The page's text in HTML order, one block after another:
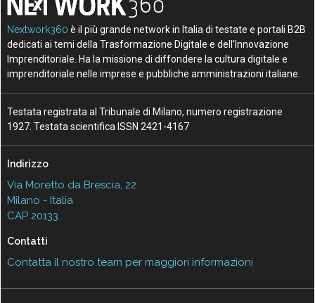
Nextwork360 è il più grande network in Italia di testate e portali B2B
dedicati ai temi della Trasformazione Digitale e dell’Innovazione
Imprenditoriale. Ha la missione di diffondere la cultura digitale e
imprenditoriale nelle imprese e pubbliche amministrazioni italiane.
Testata registrata al Tribunale di Milano, numero registrazione
1927. Testata scientifica ISSN 2421-4167
Indirizzo
Via Moretto da Brescia, 22
Milano - Italia
CAP 20133
Contatti
Contatta il nostro team per maggiori informazioni